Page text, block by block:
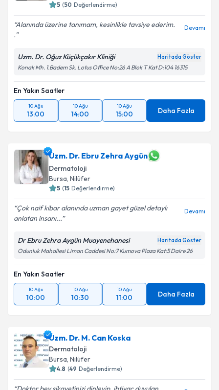
kapsamda işlenmesini kabul ediyorum.
5 (50 Değerlendirme)
Alanında üzerine tanımam, kesinlikle tavsiye ederim.
.
Devamı
Uzm. Dr. Oğuz Küçükçakır Kliniği Haritada Göster
Konak Mh. 1.Badem Sk. Lotus Office No:26 A Blok T Kat D:104 16315
En Yakın Saatler
10 Ağu
13:00
10 Ağu
14:00
10 Ağu
15:00 Daha Fazla
Uzm. Dr. Ebru Zehra Aygün
Dermatoloji
Bursa, Nilüfer
5 (15 Değerlendirme)
Çok naif kibar alanında uzman gayet güzel detaylı
anlatan insanı...
Devamı
Dr Ebru Zehra Aygün Muayenehanesi Haritada Göster
Odunluk Mahallesi Liman Caddesi No:7 Kumova Plaza Kat:5 Daire 26
En Yakın Saatler
10 Ağu
10:00
10 Ağu
10:30
10 Ağu
11:00 Daha Fazla
Uzm. Dr. M. Can Koska
Dermatoloji
Bursa, Nilüfer
4.8 (49 Değerlendirme)